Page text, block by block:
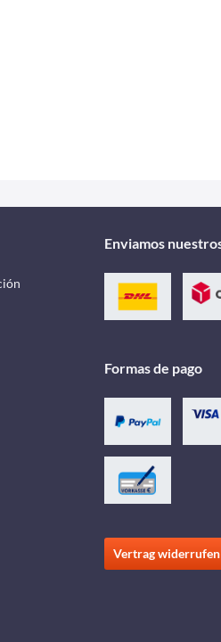
Enviamos
Formas de pago
Vertrag widerrufen